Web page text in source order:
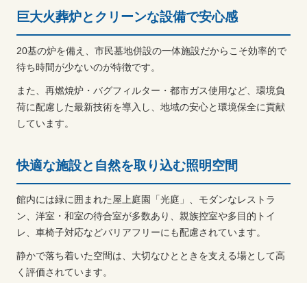
巨大火葬炉とクリーンな設備で安心感
20基の炉を備え、市民墓地併設の一体施設だからこそ効率的で
待ち時間が少ないのが特徴です。
また、再燃焼炉・バグフィルター・都市ガス使用など、環境負
荷に配慮した最新技術を導入し、地域の安心と環境保全に貢献
しています。
快適な施設と自然を取り込む照明空間
館内には緑に囲まれた屋上庭園「光庭」、モダンなレストラ
ン、洋室・和室の待合室が多数あり、親族控室や多目的トイ
レ、車椅子対応などバリアフリーにも配慮されています。
静かで落ち着いた空間は、大切なひとときを支える場として高
く評価されています。